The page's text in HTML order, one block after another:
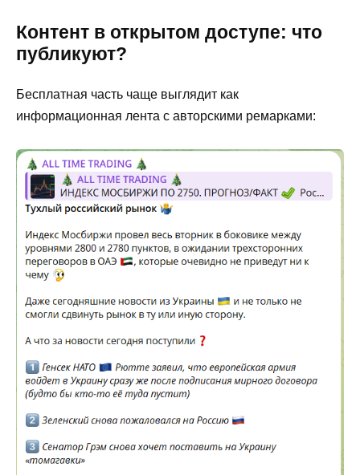
Контент в открытом доступе: что
публикуют?
Бесплатная часть чаще выглядит как
информационная лента с авторскими ремарками: